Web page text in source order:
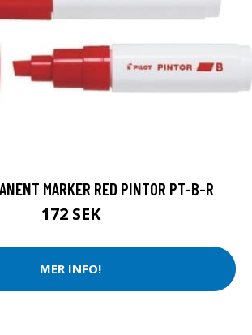
MARKER RED PINTOR PT-B-R
172 SEK
MER INFO!